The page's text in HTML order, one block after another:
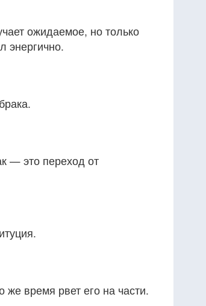
ожидаемое, но только
энергично.
— это переход от
же время рвет его на части.